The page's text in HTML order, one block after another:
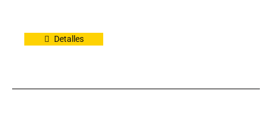
Detalles